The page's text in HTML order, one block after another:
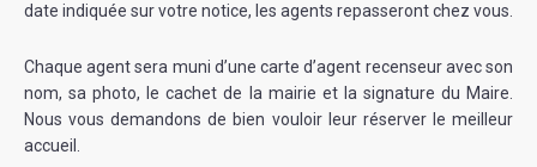
date indiquée sur votre notice, les agents repasseront chez vous.
Chaque agent sera muni d’une carte d’agent recenseur avec son
nom, sa photo, le cachet de la mairie et la signature du Maire.
Nous vous demandons de bien vouloir leur réserver le meilleur
accueil.